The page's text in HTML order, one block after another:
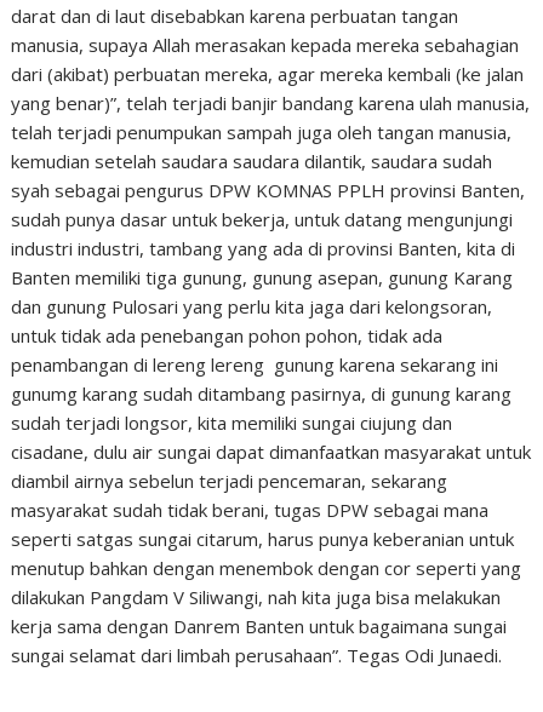
darat dan di laut disebabkan karena perbuatan tangan
manusia, supaya Allah merasakan kepada mereka sebahagian
dari (akibat) perbuatan mereka, agar mereka kembali (ke jalan
yang benar)”, telah terjadi banjir bandang karena ulah manusia,
telah terjadi penumpukan sampah juga oleh tangan manusia,
kemudian setelah saudara saudara dilantik, saudara sudah
syah sebagai pengurus DPW KOMNAS PPLH provinsi Banten,
sudah punya dasar untuk bekerja, untuk datang mengunjungi
industri industri, tambang yang ada di provinsi Banten, kita di
Banten memiliki tiga gunung, gunung asepan, gunung Karang
dan gunung Pulosari yang perlu kita jaga dari kelongsoran,
untuk tidak ada penebangan pohon pohon, tidak ada
penambangan di lereng lereng gunung karena sekarang ini
gunumg karang sudah ditambang pasirnya, di gunung karang
sudah terjadi longsor, kita memiliki sungai ciujung dan
cisadane, dulu air sungai dapat dimanfaatkan masyarakat untuk
diambil airnya sebelun terjadi pencemaran, sekarang
masyarakat sudah tidak berani, tugas DPW sebagai mana
seperti satgas sungai citarum, harus punya keberanian untuk
menutup bahkan dengan menembok dengan cor seperti yang
dilakukan Pangdam V Siliwangi, nah kita juga bisa melakukan
kerja sama dengan Danrem Banten untuk bagaimana sungai
sungai selamat dari limbah perusahaan”. Tegas Odi Junaedi.